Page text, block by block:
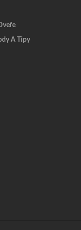
A Tipy